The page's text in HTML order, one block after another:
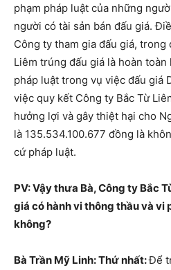
phạm pháp luật của những
người có tài sản bán đấu giá.
Công ty tham gia đấu giá, trong
Liêm trúng đấu giá là hoàn
pháp luật trong vụ việc đấu giá
việc quy kết Công ty Bắc Từ
hưởng lợi và gây thiệt hại cho
là 135.534.100.677 đồng là
cứ pháp luật.
​PV: Vậy thưa Bà, Công ty Bắc
giá có hành vi thông thầu và vi
không?
​Bà Trần Mỹ Linh: Thứ nhất:Để